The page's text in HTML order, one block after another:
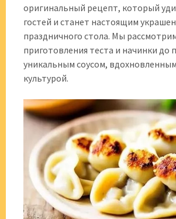
оригинальный рецепт, который
гостей и станет настоящим
праздничного стола. Мы
приготовления теста и начинки до
уникальным соусом,
культурой.